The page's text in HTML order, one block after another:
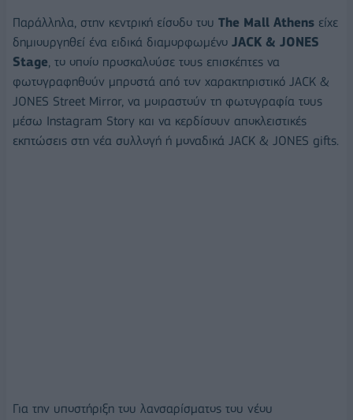
Παράλληλα, στην κεντρική είσοδο του The Mall Athens είχε
δημιουργηθεί ένα ειδικά διαμορφωμένο JACK & JONES
Stage , το οποίο προσκαλούσε τους επισκέπτες να
φωτογραφηθούν μπροστά από τον χαρακτηριστικό JACK &
JONES Street Mirror, να μοιραστούν τη φωτογραφία τους
μέσω Instagram Story και να κερδίσουν αποκλειστικές
εκπτώσεις στη νέα συλλογή ή μοναδικά JACK & JONES gifts.
Για την υποστήριξη του λανσαρίσματος του νέου